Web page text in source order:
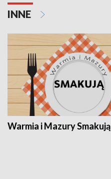
INNE
Warmia i Mazury Smakują